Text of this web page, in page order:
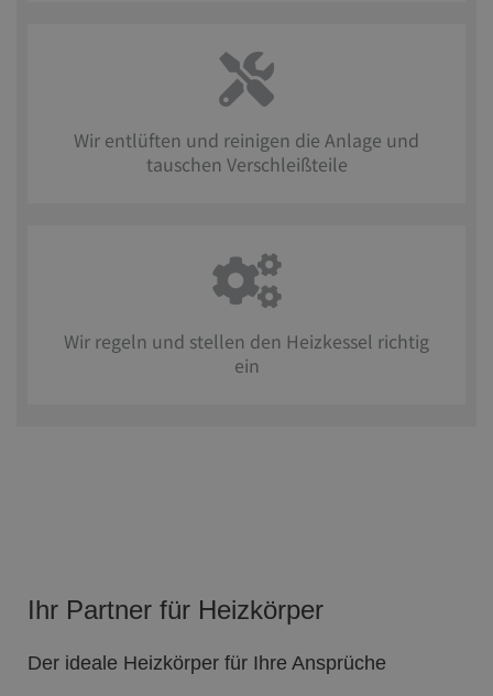
Wir entlüften und reinigen die Anlage und
tauschen Verschleißteile
Wir regeln und stellen den Heizkessel richtig
ein
Ihr Partner für Heizkörper
Der ideale Heizkörper für Ihre Ansprüche